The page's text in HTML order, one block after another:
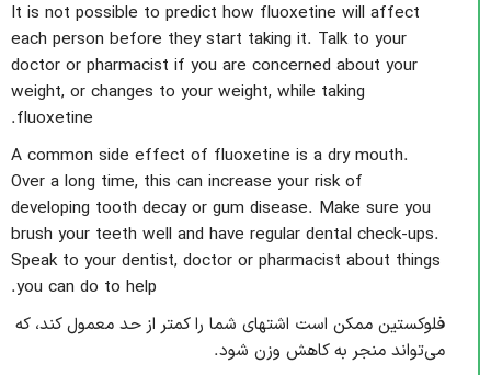
It is not possible to predict how fluoxetine will affect
each person before they start taking it. Talk to your
doctor or pharmacist if you are concerned about your
weight, or changes to your weight, while taking
fluoxetine.
A common side effect of fluoxetine is a dry mouth.
Over a long time, this can increase your risk of
developing tooth decay or gum disease. Make sure you
brush your teeth well and have regular dental check-ups.
Speak to your dentist, doctor or pharmacist about things
you can do to help.
فلوکستین ممکن است اشتهای شما را کمتر از حد معمول کند، که
می‌تواند منجر به کاهش وزن شود.